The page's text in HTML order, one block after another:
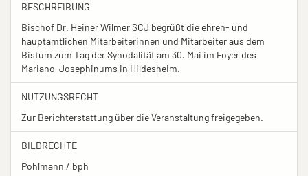
BESCHREIBUNG
Bischof Dr. Heiner Wilmer SCJ begrüßt die ehren- und
hauptamtlichen Mitarbeiterinnen und Mitarbeiter aus dem
Bistum zum Tag der Synodalität am 30. Mai im Foyer des
Mariano-Josephinums in Hildesheim.
NUTZUNGSRECHT
Zur Berichterstattung über die Veranstaltung freigegeben.
BILDRECHTE
Pohlmann / bph